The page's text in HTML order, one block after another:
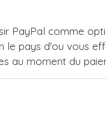
PayPal comme
le pays d'ou vous
au moment du